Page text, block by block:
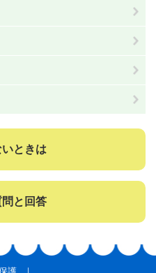
ときは
と回答